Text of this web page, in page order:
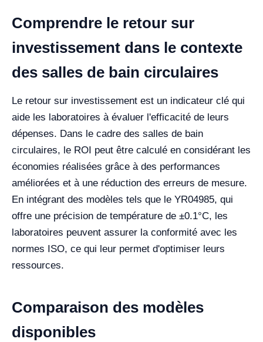
Comprendre le retour sur
investissement dans le contexte
des salles de bain circulaires
Le retour sur investissement est un indicateur clé qui
aide les laboratoires à évaluer l'efficacité de leurs
dépenses. Dans le cadre des salles de bain
circulaires, le ROI peut être calculé en considérant les
économies réalisées grâce à des performances
améliorées et à une réduction des erreurs de mesure.
En intégrant des modèles tels que le YR04985, qui
offre une précision de température de ±0.1°C, les
laboratoires peuvent assurer la conformité avec les
normes ISO, ce qui leur permet d'optimiser leurs
ressources.
Comparaison des modèles
disponibles